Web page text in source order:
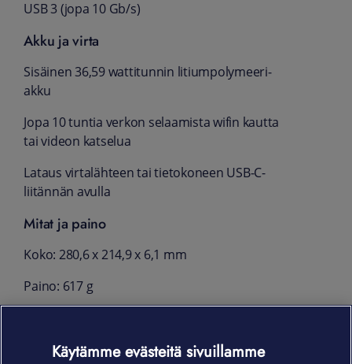
USB 3 (jopa 10 Gb/s)
Akku ja virta
Sisäinen 36,59 watti­tunnin litium­polymeeri­
akku
Jopa 10 tuntia verkon selaamista wifin kautta
tai videon katselua
Lataus virta­lähteen tai tieto­koneen USB‑C-
liitännän avulla
Mitat ja paino
Koko: 280,6 x 214,9 x 6,1 mm
Paino: 617 g
iPad AirKäytämme evästeitä sivuillamme